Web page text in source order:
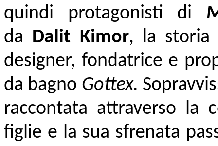
quindi protagonisti di
da Dalit Kimor, la
designer, fondatrice e
da bagno Gottex.
raccontata attraverso la
figlie e la sua sfrenata